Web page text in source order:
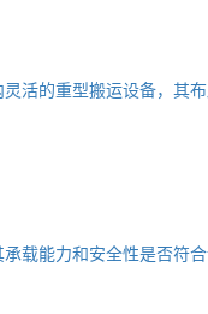
活的重型搬运设备，
载能力和安全性是否